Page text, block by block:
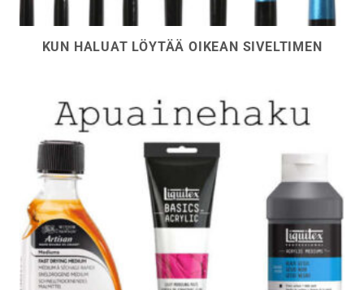
KUN HALUAT LÖYTÄÄ OIKEAN SIVELTIMEN